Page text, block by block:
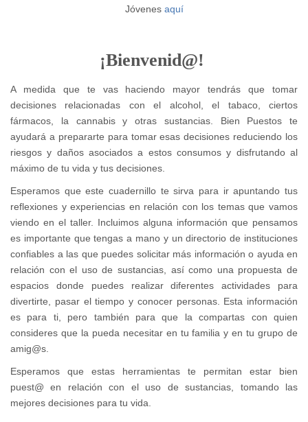
Jóvenes aquí
¡Bienvenid@!
A medida que te vas haciendo mayor tendrás que tomar
decisiones relacionadas con el alcohol, el tabaco, ciertos
fármacos, la cannabis y otras sustancias. Bien Puestos te
ayudará a prepararte para tomar esas decisiones reduciendo los
riesgos y daños asociados a estos consumos y disfrutando al
máximo de tu vida y tus decisiones.
Esperamos que este cuadernillo te sirva para ir apuntando tus
reflexiones y experiencias en relación con los temas que vamos
viendo en el taller. Incluimos alguna información que pensamos
es importante que tengas a mano y un directorio de instituciones
confiables a las que puedes solicitar más información o ayuda en
relación con el uso de sustancias, así como una propuesta de
espacios donde puedes realizar diferentes actividades para
divertirte, pasar el tiempo y conocer personas. Esta información
es para ti, pero también para que la compartas con quien
consideres que la pueda necesitar en tu familia y en tu grupo de
amig@s.
Esperamos que estas herramientas te permitan estar bien
puest@ en relación con el uso de sustancias, tomando las
mejores decisiones para tu vida.